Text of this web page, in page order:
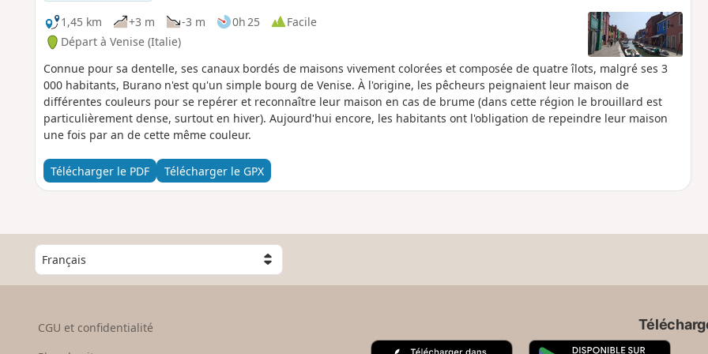
1,45 km
+3 m -3 m 0h 25
Facile
Départ à Venise (Italie)
Connue pour sa dentelle, ses canaux bordés de maisons vivement colorées et composée de quatre îlots, malgré ses 3
000 habitants, Burano n'est qu'un simple bourg de Venise. À l'origine, les pêcheurs peignaient leur maison de
différentes couleurs pour se repérer et reconnaître leur maison en cas de brume (dans cette région le brouillard est
particulièrement dense, surtout en hiver). Aujourd'hui encore, les habitants ont l'obligation de repeindre leur maison
une fois par an de cette même couleur.
Télécharger le PDF Télécharger le GPX
C
h
o
CGU et confidentialité
A G